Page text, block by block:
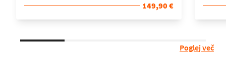
149,90 €
Poglej več